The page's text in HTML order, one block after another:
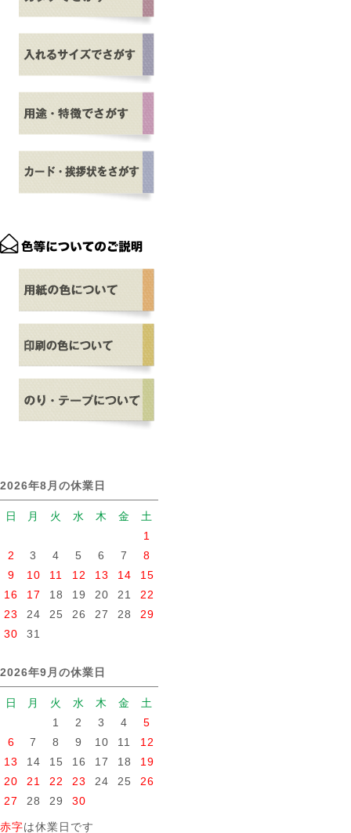
2026年8月の休業日
日 月 火 水 木 金
土
1
2
3 4 5 6 7
8
9
10 11 12 13 14
15
16
17 18 19 20 21
22
23
24 25 26 27 28
29
30
31
2026年9月の休業日
日 月 火 水 木 金
土
1
2 3 4
5
6
7 8 9 10 11
12
13
14 15 16 17 18
19
20
21 22 23 24 25
26
27
28 29 30
赤字は休業日です